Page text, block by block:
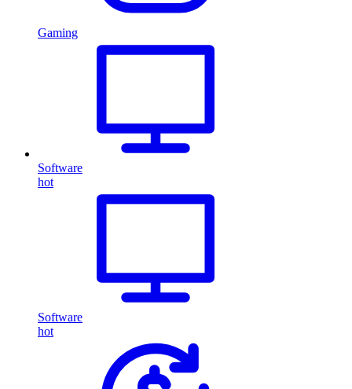
Gaming
Software
hot
Software
hot